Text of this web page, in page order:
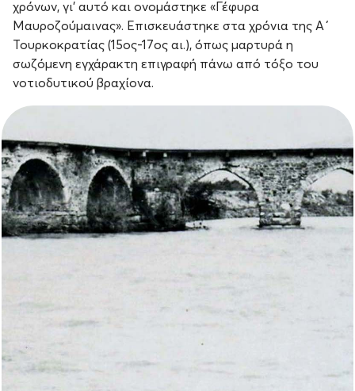
χρόνων, γι’ αυτό και ονομάστηκε «Γέφυρα
Μαυροζούμαινας». Επισκευάστηκε στα χρόνια της Α΄
Τουρκοκρατίας (15ος-17ος αι.), όπως μαρτυρά η
σωζόμενη εγχάρακτη επιγραφή πάνω από τόξο του
νοτιοδυτικού βραχίονα.